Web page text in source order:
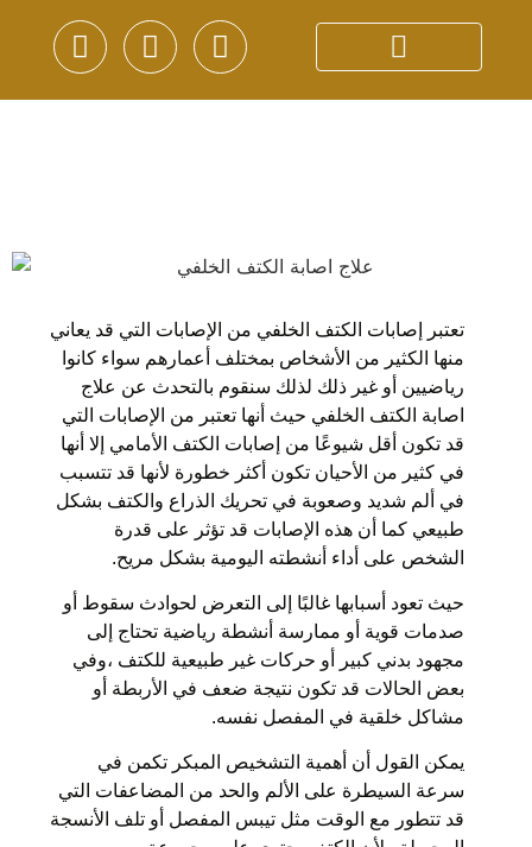
تعتبر إصابات الكتف الخلفي من الإصابات التي قد يعاني
منها الكثير من الأشخاص بمختلف أعمارهم سواء كانوا
رياضيين أو غير ذلك لذلك سنقوم بالتحدث عن علاج
اصابة الكتف الخلفي حيث أنها تعتبر من الإصابات التي
قد تكون أقل شيوعًا من إصابات الكتف الأمامي إلا أنها
في كثير من الأحيان تكون أكثر خطورة لأنها قد تتسبب
في ألم شديد وصعوبة في تحريك الذراع والكتف بشكل
طبيعي كما أن هذه الإصابات قد تؤثر على قدرة
الشخص على أداء أنشطته اليومية بشكل مريح.
حيث تعود أسبابها غالبًا إلى التعرض لحوادث سقوط أو
صدمات قوية أو ممارسة أنشطة رياضية تحتاج إلى
مجهود بدني كبير أو حركات غير طبيعية للكتف ،وفي
بعض الحالات قد تكون نتيجة ضعف في الأربطة أو
مشاكل خلقية في المفصل نفسه.
يمكن القول أن أهمية التشخيص المبكر تكمن في
سرعة السيطرة على الألم والحد من المضاعفات التي
قد تتطور مع الوقت مثل تيبس المفصل أو تلف الأنسجة